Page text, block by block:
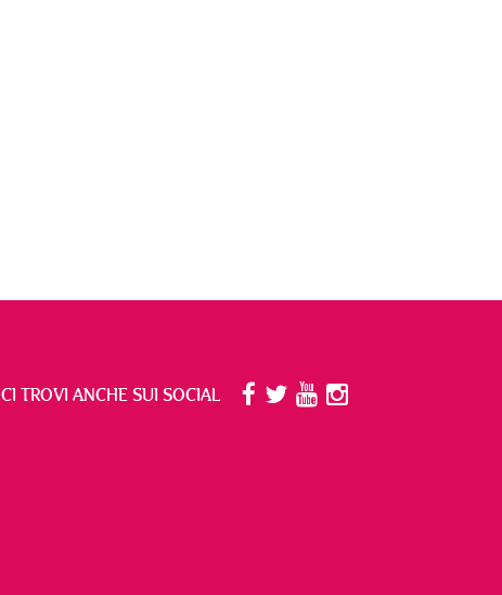
CI TROVI ANCHE SUI SOCIAL